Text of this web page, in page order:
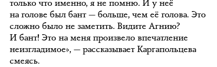
только что именно, я не помню. И у неё
на голове был бант — больше, чем её голова. Это
сложно было не заметить. Видите Агнию?
И бант! Это на меня произвело впечатление
неизгладимое», — рассказывает Каргапольцева
смеясь.